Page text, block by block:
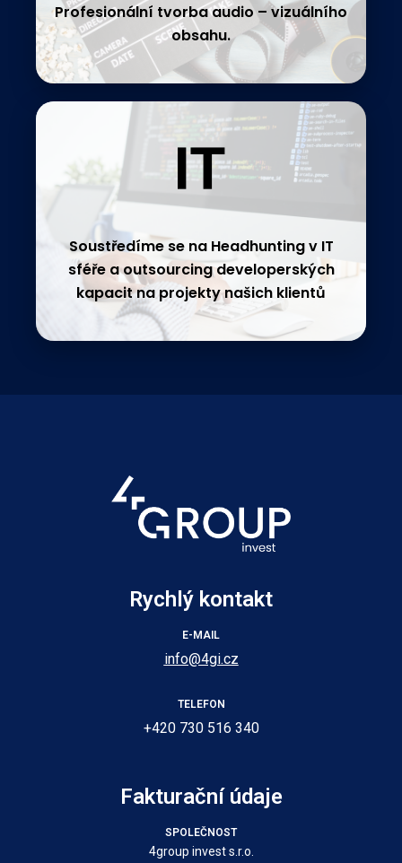
Profesionální tvorba audio – vizuálního
obsahu.
Soustředíme se na Headhunting v IT
sféře a outsourcing developerských
kapacit na projekty našich klientů
Rychlý kontakt
E-MAIL
info@4gi.cz
TELEFON
+420 730 516 340
Fakturační údaje
SPOLEČNOST
4group invest s.r.o.